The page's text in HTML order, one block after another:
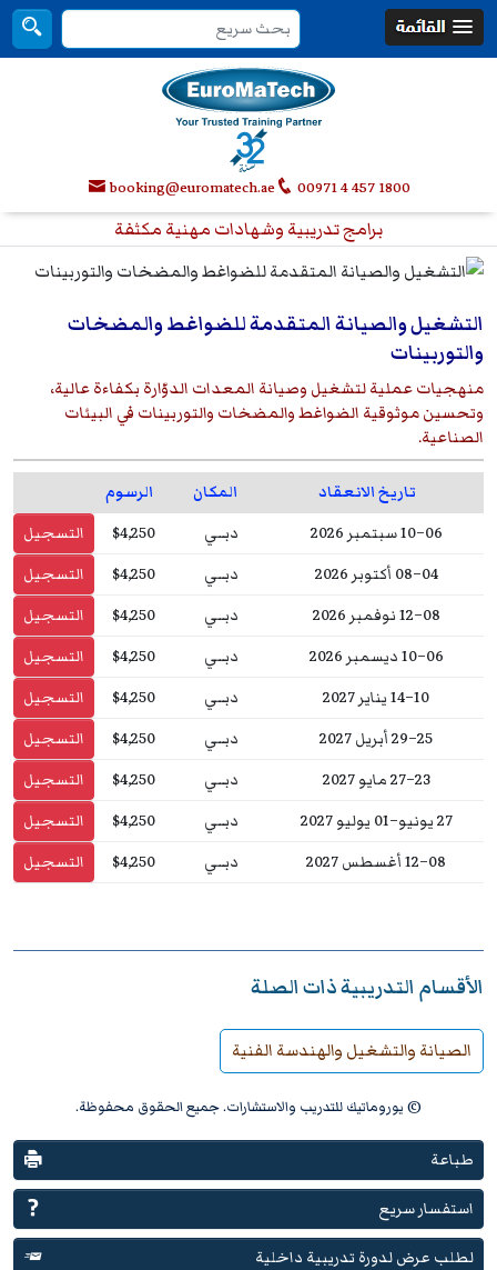
00971 4 457 1800
booking@euromatech.ae
برامج تدريبية وشهادات مهنية مكثفة
التشغيل والصيانة المتقدمة للضواغط والمضخات
والتوربينات
منهجيات عملية لتشغيل وصيانة المعدات الدوّارة بكفاءة عالية،
وتحسين موثوقية الضواغط والمضخات والتوربينات في البيئات
الصناعية.
تاريخ الانعقاد المكان
الرسوم
06–10 سبتمبر 2026
دبــي $4,250
التسجيل
04–08 أكتوبر 2026
دبــي $4,250
التسجيل
08–12 نوفمبر 2026
دبــي $4,250
التسجيل
06–10 ديسمبر 2026
دبــي $4,250
التسجيل
10–14 يناير 2027
دبــي $4,250
التسجيل
25–29 أبريل 2027
دبــي $4,250
التسجيل
23–27 مايو 2027
دبــي $4,250
التسجيل
27 يونيو–01 يوليو 2027
دبــي $4,250
التسجيل
08–12 أغسطس 2027
دبــي $4,250 التسجيل
الأقسام التدريبية ذات الصلة
الصيانة والتشغيل والهندسة الفنية
© يوروماتيك للتدريب والاستشارات. جميع الحقوق محفوظة.
طباعة
استفسار سريع
لطلب عرض لدورة تدريبية داخلية